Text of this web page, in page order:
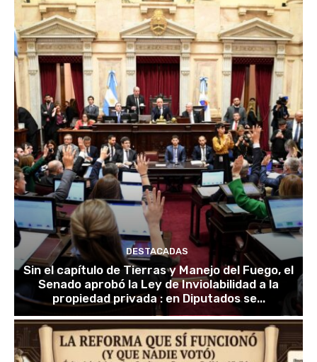
DESTACADAS
Sin el capítulo de Tierras y Manejo del Fuego, el
Senado aprobó la Ley de Inviolabilidad a la
propiedad privada : en Diputados se...